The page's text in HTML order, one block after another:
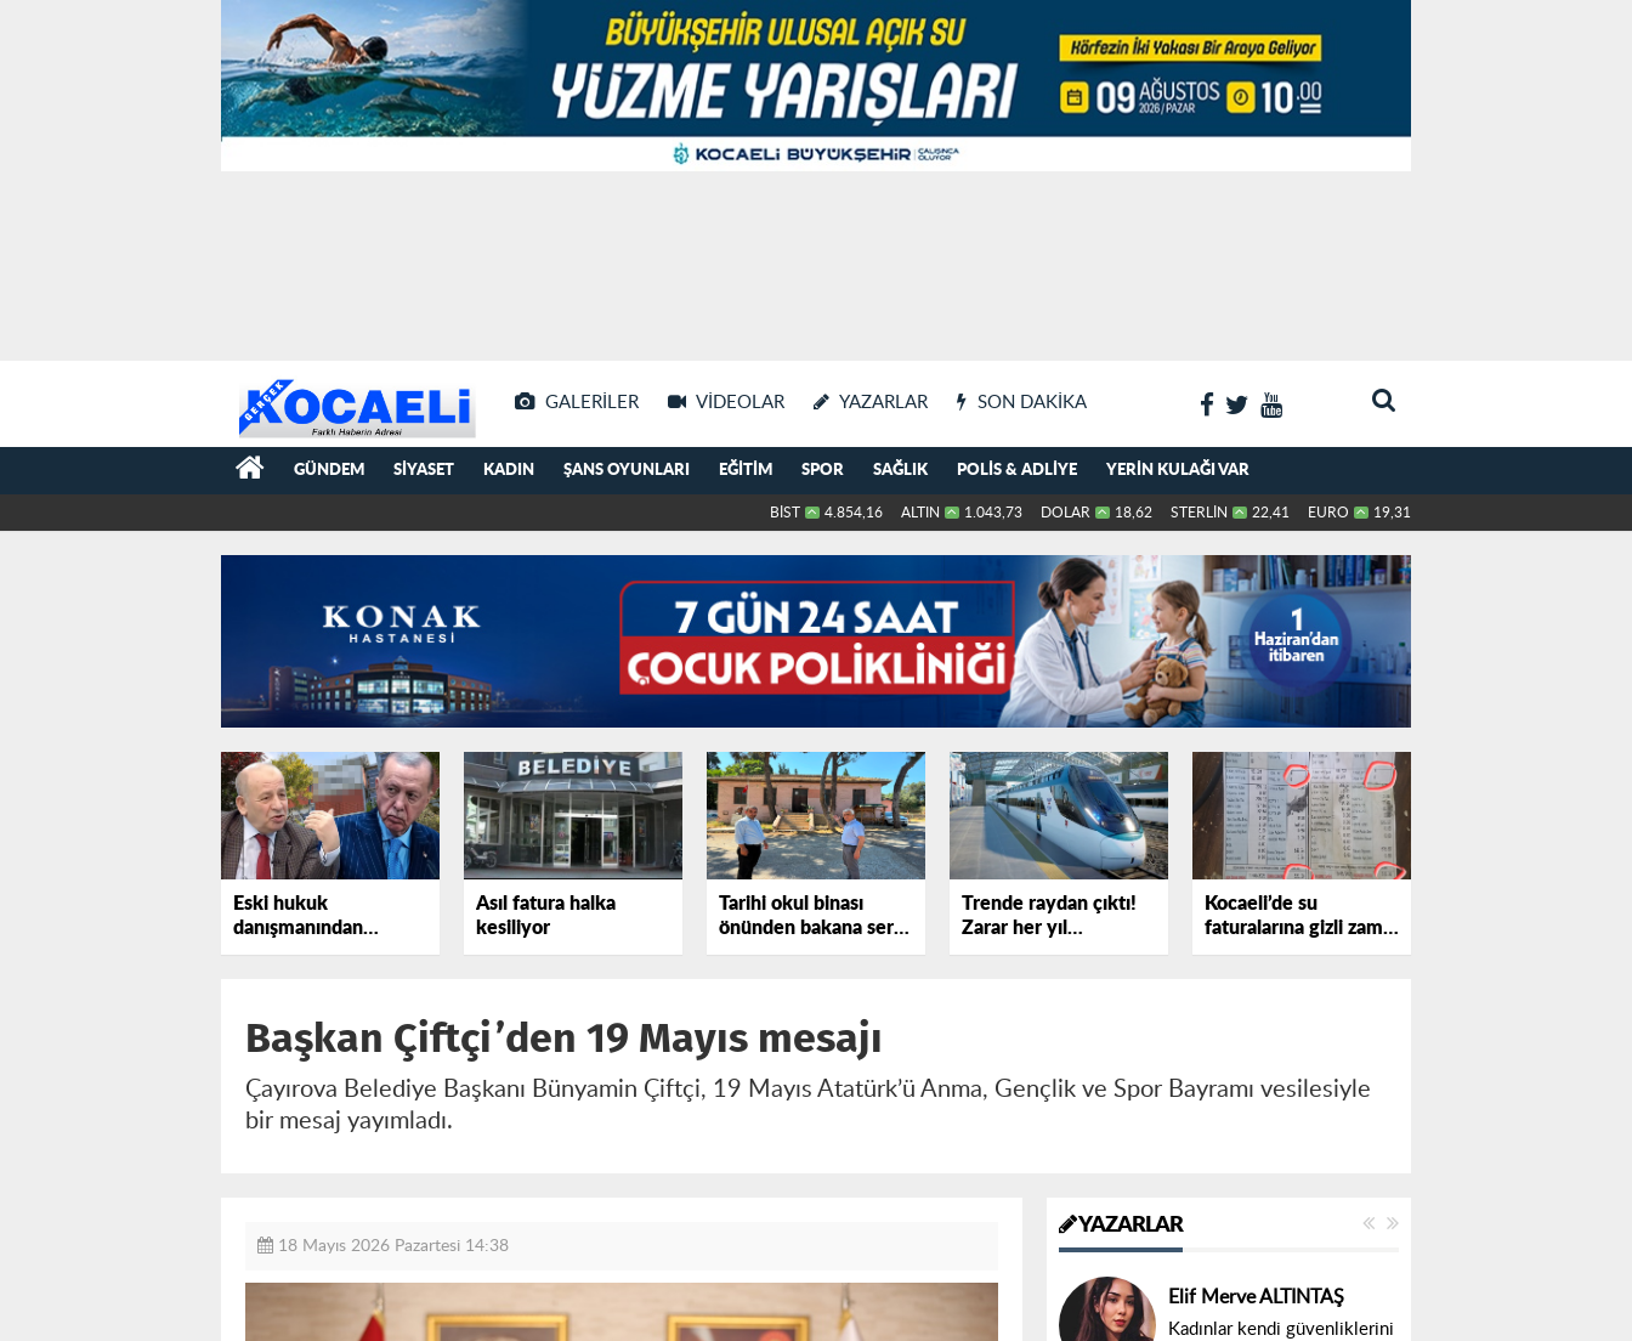
GALERILER VIDEOLAR YAZARLAR SON DAKIKA
GÜNDEM SIYASET KADIN ŞANS OYUNLARI EĞITIM SPOR SAĞLIK POLIS & ADLIYE YERIN KULAĞI VAR
BİST 4.854,16 ALTIN 1.043,73 DOLAR 18,62 STERLİN 22,41 EURO 19,31
Eski hukuk
danışmanından
Erdoğan'a bir uyarı
Asıl fatura halka
kesiliyor
Tarihi okul binası
önünden bakana sert
tepki gösterdi!
Trende raydan çıktı!
Zarar her yıl
katlanıyor
Kocaeli’de su
faturalarına gizli zam
iddiası
Başkan Çiftçi’den 19 Mayıs mesajı
Çayırova Belediye Başkanı Bünyamin Çiftçi, 19 Mayıs Atatürk’ü Anma, Gençlik ve Spor Bayramı vesilesiyle
bir mesaj yayımladı.
18 Mayıs 2026 Pazartesi 14:38
YAZARLAR
Elif Merve ALTINTAŞ
Kadınlar kendi güvenliklerini